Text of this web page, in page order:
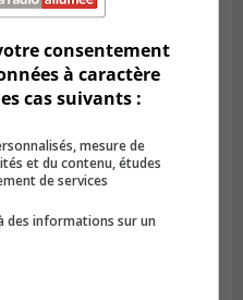
pour
consentement
à caractère
cas suivants :
mesure de
et du contenu, études
de services
des informations sur un